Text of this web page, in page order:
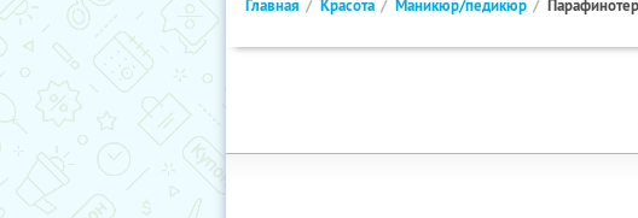
Главная Красота Маникюр/педикюр